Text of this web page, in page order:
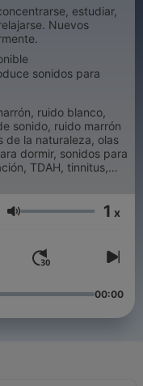
estudiar,
Nuevos
sonidos para
ruido blanco,
sonido, ruido marrón
de la naturaleza, olas
dormir, sonidos para
TDAH, tinnitus,
sin bucles, sin
Volumen 1 x
00:00